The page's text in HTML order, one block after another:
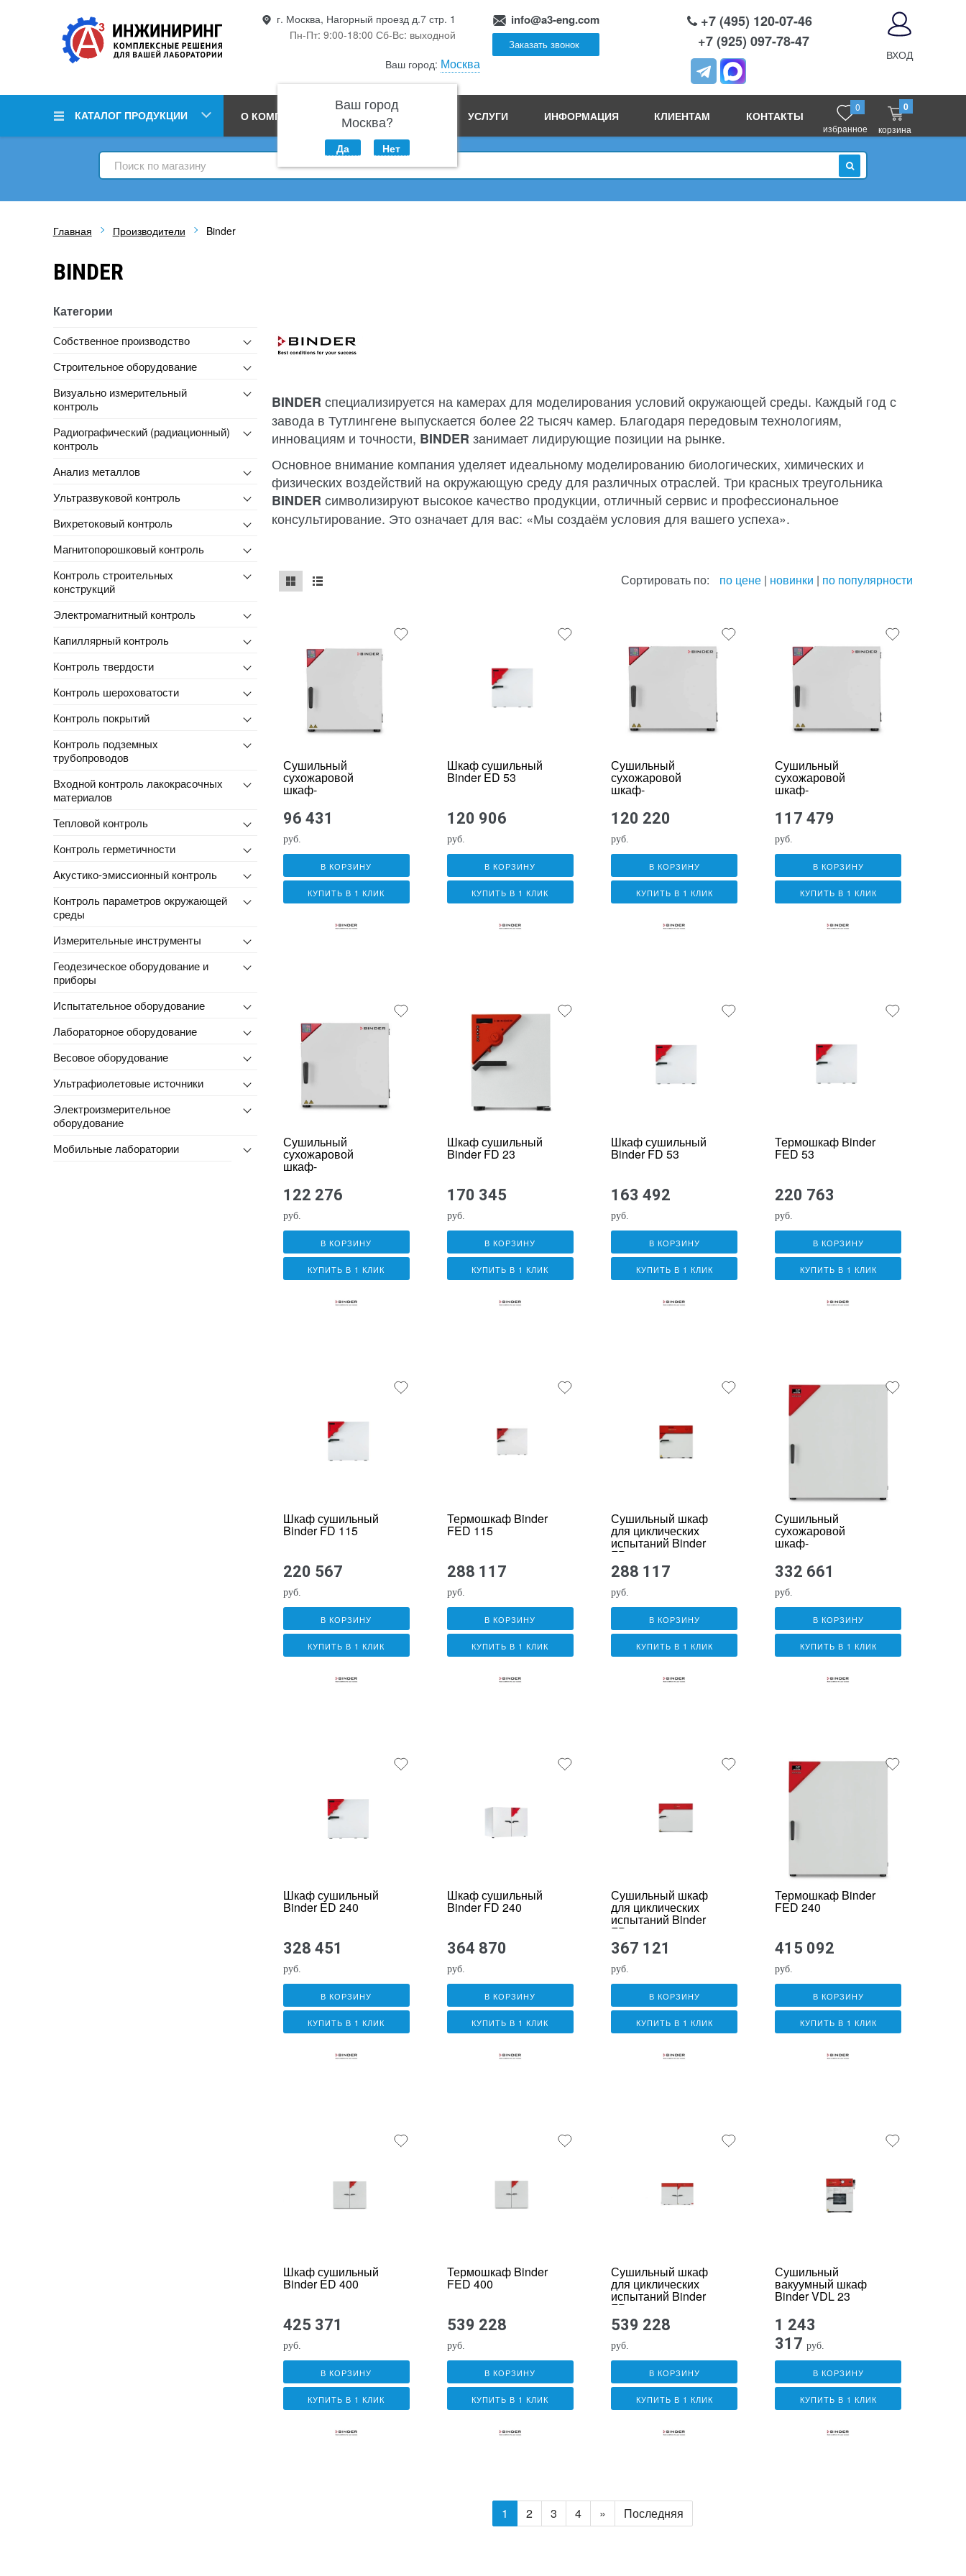
г. Москва, Нагорный проезд д.7 стр. 1
Пн-Пт: 9:00-18:00 Сб-Вс: выходной
Ваш город: Москва
Ваш город
Москва?
Да Нет
info@a3-eng.com
Заказать звонок
+7 (495) 120-07-46
+7 (925) 097-78-47
ВХОД
КАТАЛОГ ПРОДУКЦИИ О КОМПАНИИ ПРОИЗВОДСТВО УСЛУГИ ИНФОРМАЦИЯ КЛИЕНТАМ КОНТАКТЫ
0
избранное
0
корзина
ИСКАТЬ
Главная Производители Binder
BINDER
Категории
Собственное производство
Строительное оборудование
Визуально измерительный
контроль
Радиографический (радиационный)
контроль
Анализ металлов
Ультразвуковой контроль
Вихретоковый контроль
Магнитопорошковый контроль
Контроль строительных
конструкций
Электромагнитный контроль
Капиллярный контроль
Контроль твердости
Контроль шероховатости
Контроль покрытий
Контроль подземных
трубопроводов
Входной контроль лакокрасочных
материалов
Тепловой контроль
Контроль герметичности
Акустико-эмиссионный контроль
Контроль параметров окружающей
среды
Измерительные инструменты
Геодезическое оборудование и
приборы
Испытательное оборудование
Лабораторное оборудование
Весовое оборудование
Ультрафиолетовые источники
Электроизмерительное
оборудование
Мобильные лаборатории
BINDER специализируется на камерах для моделирования условий окружающей среды. Каждый год с
завода в Тутлингене выпускается более 22 тысяч камер. Благодаря передовым технологиям,
инновациям и точности, BINDER занимает лидирующие позиции на рынке.
Основное внимание компания уделяет идеальному моделированию биологических, химических и
физических воздействий на окружающую среду для различных отраслей. Три красных треугольника
BINDER символизируют высокое качество продукции, отличный сервис и профессиональное
консультирование. Это означает для вас: «Мы создаём условия для вашего успеха».
Сортировать по: по цене | новинки | по популярности
Сушильный
сухожаровой
шкаф-
стерилизатор
BINDER RE 53
Solid.Line
96 431
руб.
В КОРЗИНУ
КУПИТЬ В 1 КЛИК
Шкаф сушильный
Binder ED 53
120 906
руб.
В КОРЗИНУ
КУПИТЬ В 1 КЛИК
Сушильный
сухожаровой
шкаф-
стерилизатор
BINDER RE 115
Solid.Line
120 220
руб.
В КОРЗИНУ
КУПИТЬ В 1 КЛИК
Сушильный
сухожаровой
шкаф-
стерилизатор
BINDER RF 53
Solid.Line
117 479
руб.
В КОРЗИНУ
КУПИТЬ В 1 КЛИК
Сушильный
сухожаровой
шкаф-
стерилизатор
BINDER RF 115
Solid.Line
122 276
руб.
В КОРЗИНУ
КУПИТЬ В 1 КЛИК
Шкаф сушильный
Binder FD 23
170 345
руб.
В КОРЗИНУ
КУПИТЬ В 1 КЛИК
Шкаф сушильный
Binder FD 53
163 492
руб.
В КОРЗИНУ
КУПИТЬ В 1 КЛИК
Термошкаф Binder
FED 53
220 763
руб.
В КОРЗИНУ
КУПИТЬ В 1 КЛИК
Шкаф сушильный
Binder FD 115
220 567
руб.
В КОРЗИНУ
КУПИТЬ В 1 КЛИК
Термошкаф Binder
FED 115
288 117
руб.
В КОРЗИНУ
КУПИТЬ В 1 КЛИК
Сушильный шкаф
для циклических
испытаний Binder
FP 53
288 117
руб.
В КОРЗИНУ
КУПИТЬ В 1 КЛИК
Сушильный
сухожаровой
шкаф-
стерилизатор
BINDER ED 240
Avantgarde.Line
332 661
руб.
В КОРЗИНУ
КУПИТЬ В 1 КЛИК
Шкаф сушильный
Binder ED 240
328 451
руб.
В КОРЗИНУ
КУПИТЬ В 1 КЛИК
Шкаф сушильный
Binder FD 240
364 870
руб.
В КОРЗИНУ
КУПИТЬ В 1 КЛИК
Сушильный шкаф
для циклических
испытаний Binder
FP 115
367 121
руб.
В КОРЗИНУ
КУПИТЬ В 1 КЛИК
Термошкаф Binder
FED 240
415 092
руб.
В КОРЗИНУ
КУПИТЬ В 1 КЛИК
Шкаф сушильный
Binder ED 400
425 371
руб.
В КОРЗИНУ
КУПИТЬ В 1 КЛИК
Термошкаф Binder
FED 400
539 228
руб.
В КОРЗИНУ
КУПИТЬ В 1 КЛИК
Сушильный шкаф
для циклических
испытаний Binder
FP 240
539 228
руб.
В КОРЗИНУ
КУПИТЬ В 1 КЛИК
Сушильный
вакуумный шкаф
Binder VDL 23
1 243
317 руб.
В КОРЗИНУ
КУПИТЬ В 1 КЛИК
1 2 3 4 » Последняя